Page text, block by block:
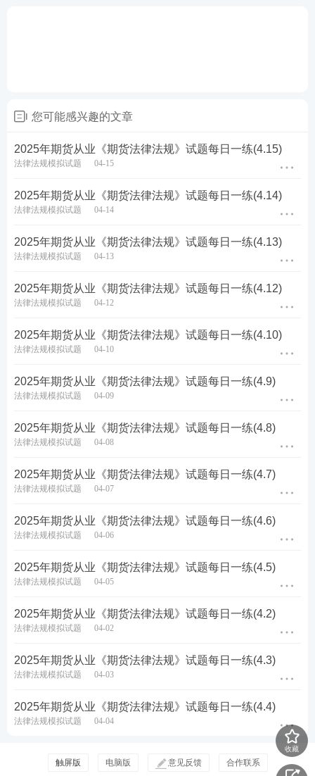
真题、模拟试题、每日一练、模考大赛、答题闯关，
升！【进入下载APP刷题】
您可能感兴趣的文章
2025年期货从业《期货法律法规》试题每日一练(4.15)
法律法规模拟试题 04-15
2025年期货从业《期货法律法规》试题每日一练(4.14)
法律法规模拟试题 04-14
2025年期货从业《期货法律法规》试题每日一练(4.13)
法律法规模拟试题 04-13
2025年期货从业《期货法律法规》试题每日一练(4.12)
法律法规模拟试题 04-12
2025年期货从业《期货法律法规》试题每日一练(4.10)
法律法规模拟试题 04-10
2025年期货从业《期货法律法规》试题每日一练(4.9)
法律法规模拟试题 04-09
2025年期货从业《期货法律法规》试题每日一练(4.8)
法律法规模拟试题 04-08
2025年期货从业《期货法律法规》试题每日一练(4.7)
法律法规模拟试题 04-07
2025年期货从业《期货法律法规》试题每日一练(4.6)
法律法规模拟试题 04-06
2025年期货从业《期货法律法规》试题每日一练(4.5)
法律法规模拟试题 04-05
2025年期货从业《期货法律法规》试题每日一练(4.2)
法律法规模拟试题 04-02
2025年期货从业《期货法律法规》试题每日一练(4.3)
法律法规模拟试题 04-03
2025年期货从业《期货法律法规》试题每日一练(4.4)
法律法规模拟试题 04-04
收藏
触屏版 电脑版 意见反馈 合作联系